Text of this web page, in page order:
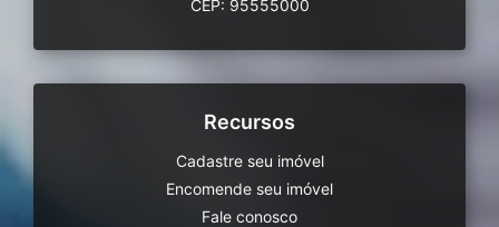
CEP: 95555000
Recursos
Cadastre seu imóvel
Encomende seu imóvel
Fale conosco